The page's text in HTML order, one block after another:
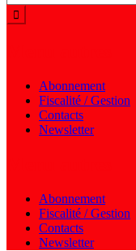
Abonnement
Fiscalité / Gestion
Contacts
Newsletter
Abonnement
Fiscalité / Gestion
Contacts
Newsletter